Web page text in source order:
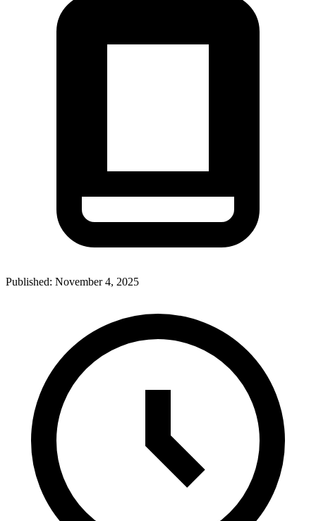
Published: November 4, 2025